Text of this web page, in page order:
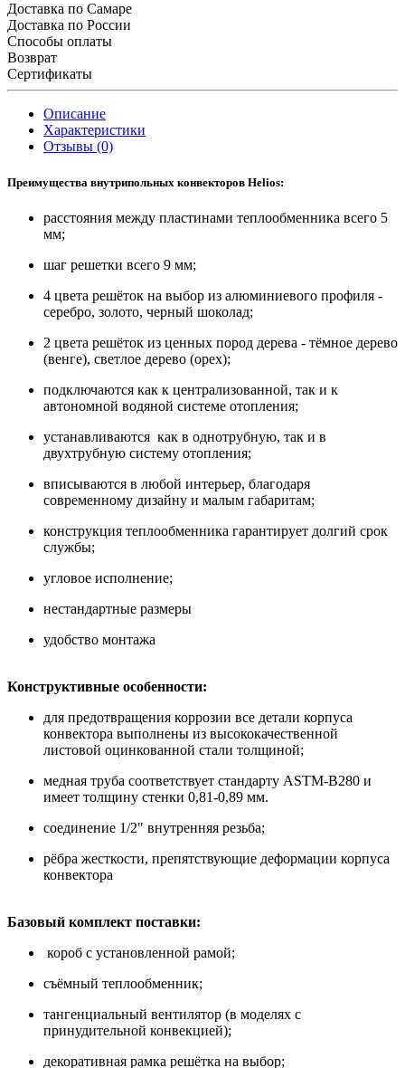
Доставка по Самаре
Доставка по России
Способы оплаты
Возврат
Сертификаты
Описание
Характеристики
Отзывы (0)
Преимущества внутрипольных конвекторов Helios:
расстояния между пластинами теплообменника всего 5
мм;
шаг решетки всего 9 мм;
4 цвета решёток на выбор из алюминиевого профиля -
серебро, золото, черный шоколад;
2 цвета решёток из ценных пород дерева - тёмное дерево
(венге), светлое дерево (орех);
подключаются как к централизованной, так и к
автономной водяной системе отопления;
устанавливаются как в однотрубную, так и в
двухтрубную систему отопления;
вписываются в любой интерьер, благодаря
современному дизайну и малым габаритам;
конструкция теплообменника гарантирует долгий срок
службы;
угловое исполнение;
нестандартные размеры
удобство монтажа
Конструктивные особенности:
для предотвращения коррозии все детали корпуса
конвектора выполнены из высококачественной
листовой оцинкованной стали толщиной;
медная труба соответствует стандарту ASTM-B280 и
имеет толщину стенки 0,81-0,89 мм.
соединение 1/2" внутренняя резьба;
рёбра жесткости, препятствующие деформации корпуса
конвектора
Базовый комплект поставки:
короб с установленной рамой;
съёмный теплообменник;
тангенциальный вентилятор (в моделях с
принудительной конвекцией);
декоративная рамка решётка на выбор;